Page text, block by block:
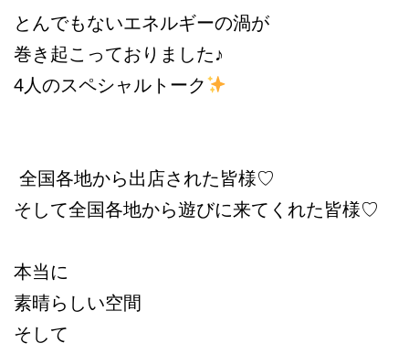
とんでもないエネルギーの渦が
巻き起こっておりました♪
4人のスペシャルトーク
全国各地から出店された皆様♡
そして全国各地から遊びに来てくれた皆様♡
本当に
素晴らしい空間
そして